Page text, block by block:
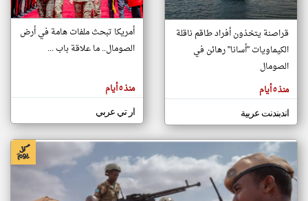
تغيير الدولة
اخبار الصومال على مدار الساعة
أهم اخبار الصومال العاجلة والمباشرة
المقالات
هنا عن
وجهة
كاتبيها.
قراصنة يتخذون أفراد طاقم ناقلة
الكيماويات "أسانا" رهائن في
الصومال
منذ ٥ أيام
اندبندنت عربية
أمريكا تبحث ملفات هامة في أرض
الصومال.. ما علاقة باب ...
منذ ٥ أيام
ار تي عربي
klyoum.com